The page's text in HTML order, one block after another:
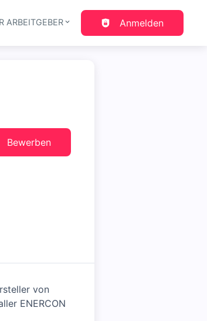
ARBEITGEBER Anmelden
Bewerben
von
ENERCON